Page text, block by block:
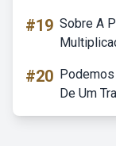
#19 Sobre A
#20
De Um